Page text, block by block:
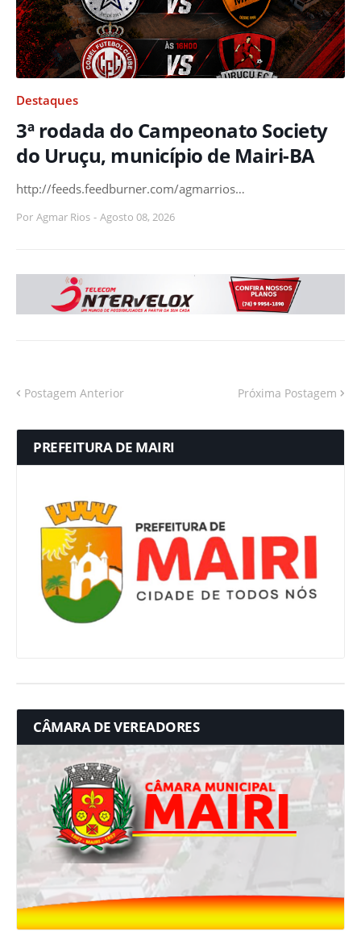
Destaques
3ª rodada do Campeonato Society
do Uruçu, município de Mairi-BA
http://feeds.feedburner.com/agmarrios…
Por Agmar Rios - Agosto 08, 2026
Postagem Anterior Próxima Postagem
PREFEITURA DE MAIRI
CÂMARA DE VEREADORES